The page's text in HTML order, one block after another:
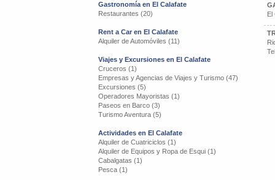
Gastronomía en El Calafate
Restaurantes (20)
Rent a Car en El Calafate
Alquiler de Automóviles (11)
Viajes y Excursiones en El Calafate
Cruceros (1)
Empresas y Agencias de Viajes y Turismo (47)
Excursiones (5)
Operadores Mayoristas (1)
Paseos en Barco (3)
Turismo Aventura (5)
Actividades en El Calafate
Alquiler de Cuatriciclos (1)
Alquiler de Equipos y Ropa de Esqui (1)
Cabalgatas (1)
Pesca (1)
El